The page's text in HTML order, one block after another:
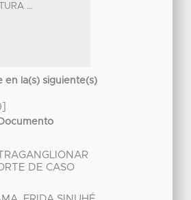
...
en la(s) siguiente(s)
DE CASO